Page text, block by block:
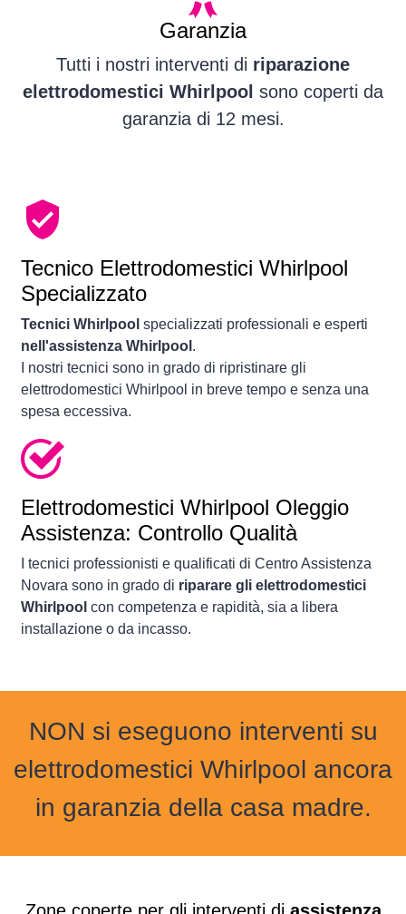
Garanzia
Tutti i nostri interventi di riparazione
elettrodomestici Whirlpool sono coperti da
garanzia di 12 mesi.
Tecnico Elettrodomestici Whirlpool
Specializzato
Tecnici Whirlpool specializzati professionali e esperti
nell'assistenza Whirlpool .
I nostri tecnici sono in grado di ripristinare gli
elettrodomestici Whirlpool in breve tempo e senza una
spesa eccessiva.
Elettrodomestici Whirlpool Oleggio
Assistenza: Controllo Qualità
I tecnici professionisti e qualificati di Centro Assistenza
Novara sono in grado di riparare gli elettrodomestici
Whirlpool con competenza e rapidità, sia a libera
installazione o da incasso.
NON si eseguono interventi su
elettrodomestici Whirlpool ancora
in garanzia della casa madre.